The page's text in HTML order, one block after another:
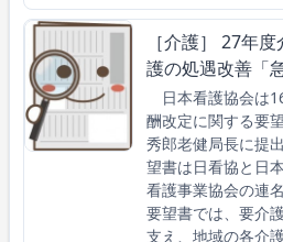
［介護］ 27年
護の処遇改善「
日本看護協会は
酬改定に関する要
秀郎老健局長に提
望書は日看協と日
看護事業協会の連
要望書では、要介
支え、地域の各介